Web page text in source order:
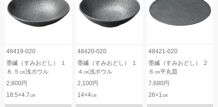
48419-020 48420-020
48421-020
墨縅（すみおどし） １
８.５㎝浅ボウル
墨縅（すみおどし） １
４㎝浅ボウル
墨縅（すみおどし） ２
６㎝平丸皿
2,800円
2,100円
7,680円
18.5×4.7㎝
14×4㎝ 26×1㎝